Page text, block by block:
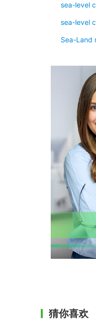
sea-level
sea-level
Sea-Land
猜你喜欢